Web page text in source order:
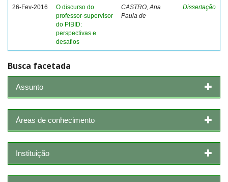
26-Fev-2016
O discurso do
professor-supervisor
do PIBID:
perspectivas e
desafios
CASTRO, Ana
Paula de
Dissertação
Busca facetada
Assunto
Áreas de conhecimento
Instituição